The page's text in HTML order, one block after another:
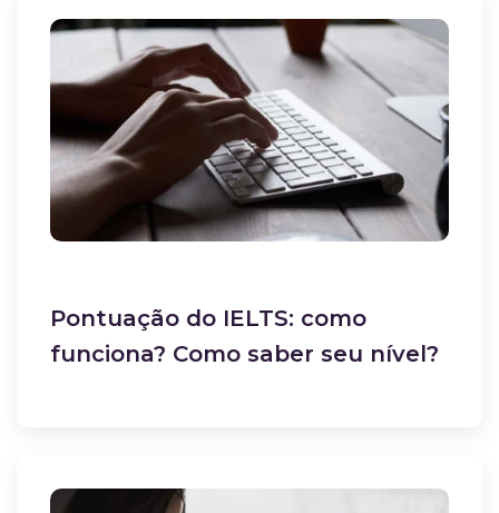
Pontuação do IELTS: como
funciona? Como saber seu nível?